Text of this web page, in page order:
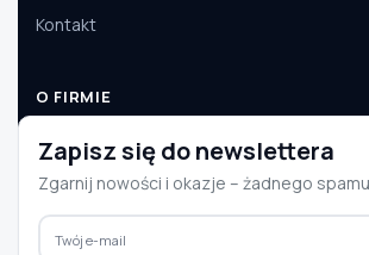
Kontakt
O FIRMIE
O nas
Dane firmy
Aktualności
Współpraca B2B
Zapisz się do newslettera
Zgarnij nowości i okazje – żadnego